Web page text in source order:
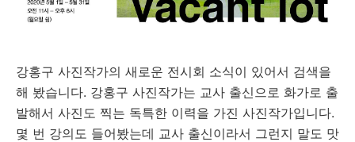
강홍구 사진작가의 새로운 전시회 소식이 있어서 검색을
해 봤습니다. 강홍구 사진작가는 교사 출신으로 화가로 출
발해서 사진도 찍는 독특한 이력을 가진 사진작가입니다.
몇 번 강의도 들어봤는데 교사 출신이라서 그런지 말도 맛